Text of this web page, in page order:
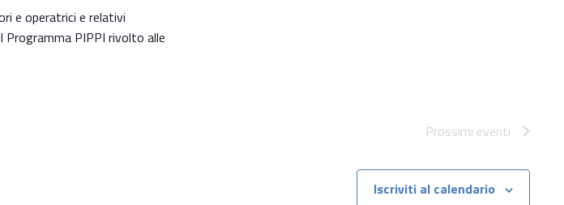
e operatrici e relativi
PIPPI rivolto alle
Prossimi eventi
Iscriviti al calendario